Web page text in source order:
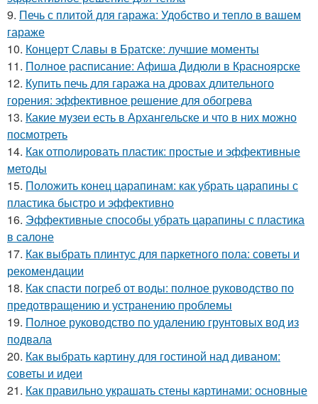
9. Печь с плитой для гаража: Удобство и тепло в вашем
гараже
10. Концерт Славы в Братске: лучшие моменты
11. Полное расписание: Афиша Дидюли в Красноярске
12. Купить печь для гаража на дровах длительного
горения: эффективное решение для обогрева
13. Какие музеи есть в Архангельске и что в них можно
посмотреть
14. Как отполировать пластик: простые и эффективные
методы
15. Положить конец царапинам: как убрать царапины с
пластика быстро и эффективно
16. Эффективные способы убрать царапины с пластика
в салоне
17. Как выбрать плинтус для паркетного пола: советы и
рекомендации
18. Как спасти погреб от воды: полное руководство по
предотвращению и устранению проблемы
19. Полное руководство по удалению грунтовых вод из
подвала
20. Как выбрать картину для гостиной над диваном:
советы и идеи
21. Как правильно украшать стены картинами: основные